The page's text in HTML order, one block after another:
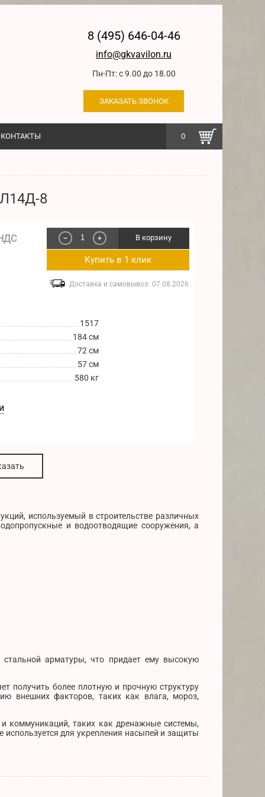
8 (495) 646-04-46
info@gkvavilon.ru
Пн-Пт: с 9.00 до 18.00
ЗАКАЗАТЬ ЗВОНОК
0
КОНТАКТЫ
8
− + В корзину
Купить в 1 клик
Доставка и самовывоз: 07.08.2026
1517
184 см
72 см
57 см
580 кг
используемый в строительстве различных
и водоотводящие сооружения, а
стальной арматуры, что придает ему высокую
получить более плотную и прочную структуру
внешних факторов, таких как влага, мороз,
коммуникаций, таких как дренажные системы,
для укрепления насыпей и защиты